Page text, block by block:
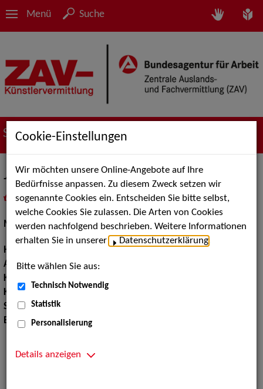
Menü Suche
Suche nach Künstler*innen
Ji-Ho D.
als PDF speichern
inMeine Merklistelegen
Models / Werbung:Fotomodell
Haarfarbe:
Augenfarbe:braun
Körpergröße:
Konfektionsgröße:
Schuhgröße:40 41
Erscheinungsbild:Ostasiatisch
Cookie-Einstellungen
Wir möchten unsere Online-Angebote auf Ihre
Bedürfnisse anpassen. Zu diesem Zweck setzen wir
sogenannte Cookies ein. Entscheiden Sie bitte selbst,
welche Cookies Sie zulassen. Die Arten von Cookies
werden nachfolgend beschrieben. Weitere Informationen
erhalten Sie in unserer
Datenschutzerklärung
Bitte wählen Sie aus:
Technisch Notwendig
Statistik
Personalisierung
Details anzeigen